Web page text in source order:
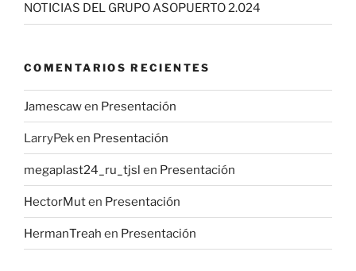
NOTICIAS DEL GRUPO ASOPUERTO 2.024
COMENTARIOS RECIENTES
Jamescawen Presentación
LarryPeken Presentación
megaplast24_ru_tjsl en Presentación
HectorMuten Presentación
HermanTreah en Presentación